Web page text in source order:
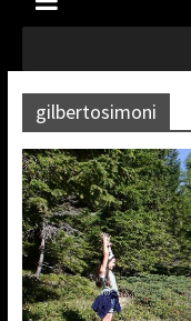
gilbertosimoni